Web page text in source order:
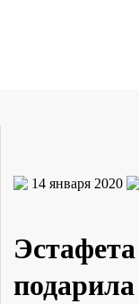
14 января 2020